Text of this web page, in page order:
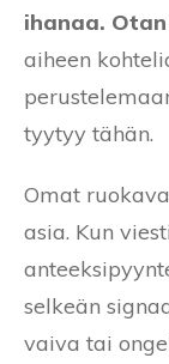
ihanaa.
aiheen
tyytyy tähän.
Omat
asia. Kun
selkeän
vaiva tai